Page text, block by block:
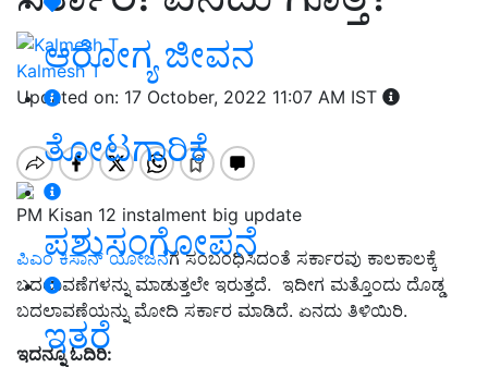
ಆರೋಗ್ಯ ಜೀವನ
ತೋಟಗಾರಿಕೆ
ಪಶುಸಂಗೋಪನೆ
ಇತರೆ
Kalmesh T
Updated on: 17 October, 2022 11:07 AM IST
PM Kisan 12 instalment big update
ಪಿಎಂ ಕಿಸಾನ್ ಯೋಜನೆಗೆ ಸಂಬಂಧಿಸಿದಂತೆ ಸರ್ಕಾರವು ಕಾಲಕಾಲಕ್ಕೆ
ಬದಲಾವಣೆಗಳನ್ನು ಮಾಡುತ್ತಲೇ ಇರುತ್ತದೆ. ಇದೀಗ ಮತ್ತೊಂದು ದೊಡ್ಡ
ಬದಲಾವಣೆಯನ್ನು ಮೋದಿ ಸರ್ಕಾರ ಮಾಡಿದೆ. ಏನದು ತಿಳಿಯಿರಿ.
ಇದನ್ನೂ ಓದಿರಿ: